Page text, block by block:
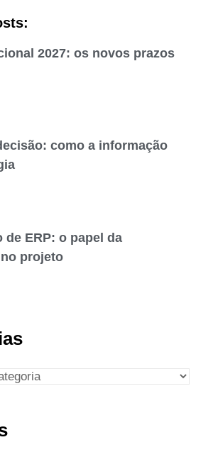
2027: os novos prazos
como a informação
de ERP: o papel da
projeto